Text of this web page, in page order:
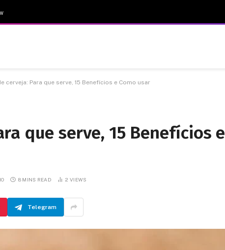
cerveja: Para que serve, 15 Benefícios e Como usar
que serve, 15 Benefícios e
8 MINS READ 2 VIEWS
Telegram